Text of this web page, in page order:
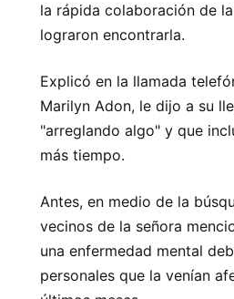
la rápida colaboración de
lograron encontrarla.
Explicó en la llamada
Marilyn Adon, le dijo a su
"arreglando algo" y que
más tiempo.
Antes, en medio de la
vecinos de la señora
una enfermedad mental
personales que la venían